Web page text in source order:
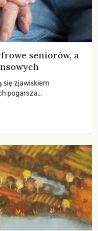
seniorów, a
się zjawiskiem
pogarsza